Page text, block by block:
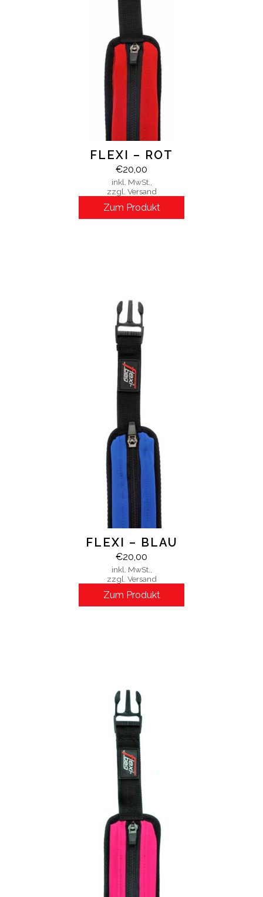
FLEXI – ROT
€20,00
inkl. MwSt.,
zzgl. Versand
Zum Produkt
FLEXI – BLAU
€20,00
inkl. MwSt.,
zzgl. Versand
Zum Produkt